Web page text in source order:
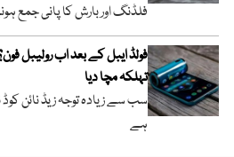
فلڈنگ اور بارش کا پانی جمع
فولڈ ایبل کے بعد اب رولیبل
تہلکہ مچا دیا
سب سے زیادہ توجہ زیڈ نائن
ہے